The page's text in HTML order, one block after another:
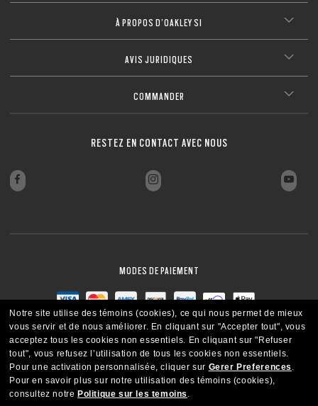
À PROPOS D’OAKLEY SI
AVIS JURIDIQUES
COMMANDER
RESTEZ EN CONTACT AVEC NOUS
MODES DE PAIEMENT
Notre site utilise des témoins (cookies), ce qui nous permet de mieux
vous servir et de nous améliorer. En cliquant sur "Accepter tout", vous
acceptez tous les cookies non essentiels. En cliquant sur "Refuser
tout", vous refusez l’utilisation de tous les cookies non essentiels.
Pour une activation personnalisée, cliquer sur Gerer Preferences .
Pour en savoir plus sur notre utilisation des témoins (cookies),
consultez notre Politique sur les temoins .